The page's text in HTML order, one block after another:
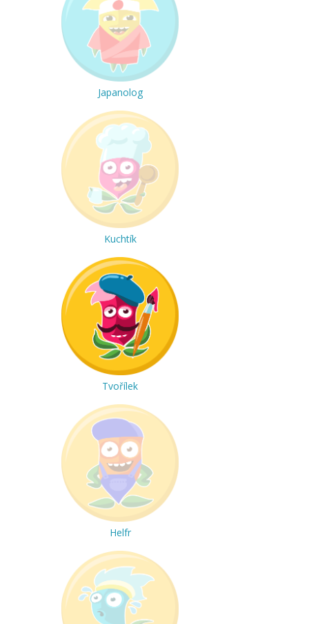
Japanolog
Kuchtík
Tvořílek
Helfr